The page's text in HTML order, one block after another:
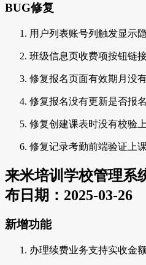
BUG修复
用户列表账号列触发显示
班级信息页收费项按钮链
修复报名页面有效期月没
修复报名没有更新是否报
修复创建课表时没有校验
修复记录考勤前端验证上
来米培训学校管理系
布日期：2025-03-26
新增功能
办理续费业务支持实收金